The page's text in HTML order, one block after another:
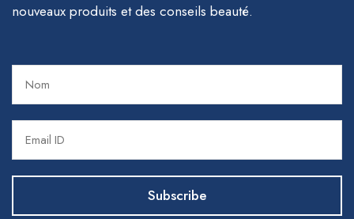
nouveaux produits et des conseils beauté.